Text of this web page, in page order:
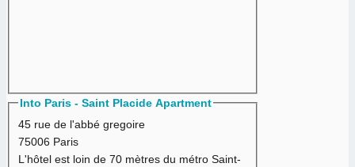
Into Paris - Saint Placide Apartment
45 rue de l'abbé gregoire
75006 Paris
L'hôtel est loin de 70 mètres du métro Saint-